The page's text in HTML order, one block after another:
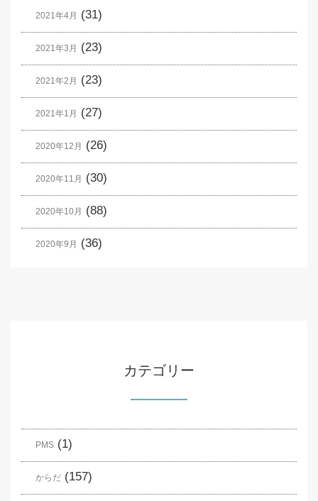
2021年4月 (31)
2021年3月 (23)
2021年2月 (23)
2021年1月 (27)
2020年12月 (26)
2020年11月 (30)
2020年10月 (88)
2020年9月 (36)
カテゴリー
PMS (1)
からだ (157)